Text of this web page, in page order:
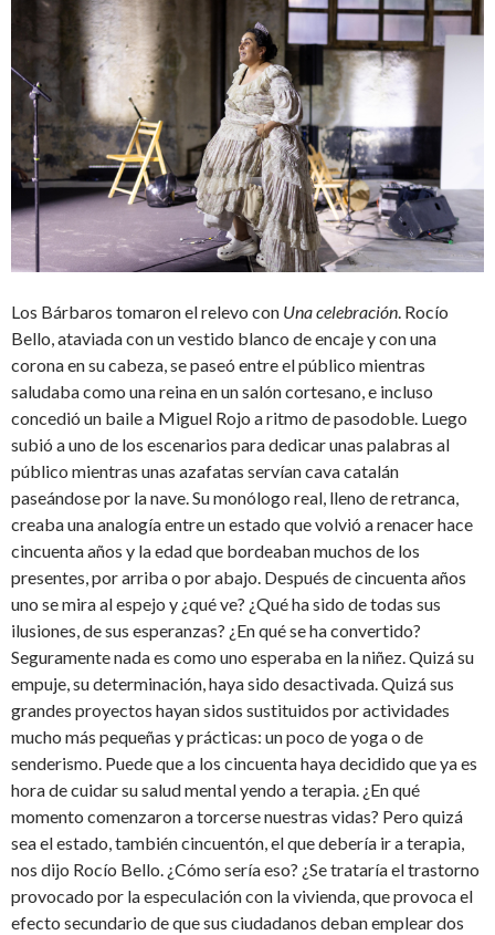
Los Bárbaros tomaron el relevo con Una celebración. Rocío
Bello, ataviada con un vestido blanco de encaje y con una
corona en su cabeza, se paseó entre el público mientras
saludaba como una reina en un salón cortesano, e incluso
concedió un baile a Miguel Rojo a ritmo de pasodoble. Luego
subió a uno de los escenarios para dedicar unas palabras al
público mientras unas azafatas servían cava catalán
paseándose por la nave. Su monólogo real, lleno de retranca,
creaba una analogía entre un estado que volvió a renacer hace
cincuenta años y la edad que bordeaban muchos de los
presentes, por arriba o por abajo. Después de cincuenta años
uno se mira al espejo y ¿qué ve? ¿Qué ha sido de todas sus
ilusiones, de sus esperanzas? ¿En qué se ha convertido?
Seguramente nada es como uno esperaba en la niñez. Quizá su
empuje, su determinación, haya sido desactivada. Quizá sus
grandes proyectos hayan sidos sustituidos por actividades
mucho más pequeñas y prácticas: un poco de yoga o de
senderismo. Puede que a los cincuenta haya decidido que ya es
hora de cuidar su salud mental yendo a terapia. ¿En qué
momento comenzaron a torcerse nuestras vidas? Pero quizá
sea el estado, también cincuentón, el que debería ir a terapia,
nos dijo Rocío Bello. ¿Cómo sería eso? ¿Se trataría el trastorno
provocado por la especulación con la vivienda, que provoca el
efecto secundario de que sus ciudadanos deban emplear dos